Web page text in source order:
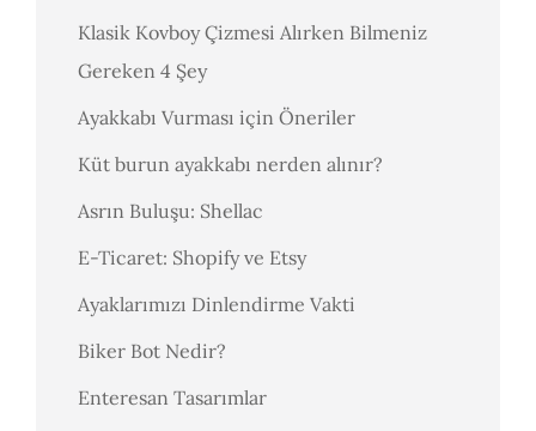
Klasik Kovboy Çizmesi Alırken Bilmeniz
Gereken 4 Şey
Ayakkabı Vurması için Öneriler
Küt burun ayakkabı nerden alınır?
Asrın Buluşu: Shellac
E-Ticaret: Shopify ve Etsy
Ayaklarımızı Dinlendirme Vakti
Biker Bot Nedir?
Enteresan Tasarımlar